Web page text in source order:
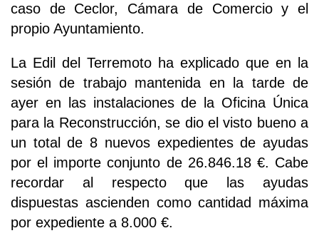
caso de Ceclor, Cámara de Comercio y el
propio Ayuntamiento.
La Edil del Terremoto ha explicado que en la
sesión de trabajo mantenida en la tarde de
ayer en las instalaciones de la Oficina Única
para la Reconstrucción, se dio el visto bueno a
un total de 8 nuevos expedientes de ayudas
por el importe conjunto de 26.846.18 €. Cabe
recordar al respecto que las ayudas
dispuestas ascienden como cantidad máxima
por expediente a 8.000 €.